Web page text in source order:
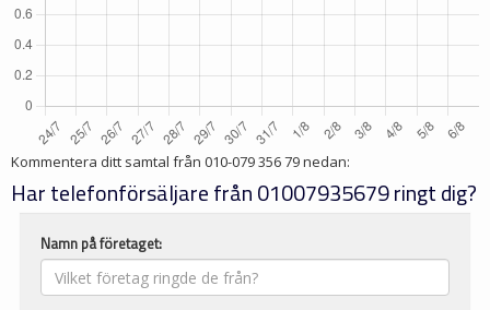
Kommentera ditt samtal från 010-079 356 79nedan:
Har telefonförsäljare från 01007935679 ringt dig?
Namn på företaget: